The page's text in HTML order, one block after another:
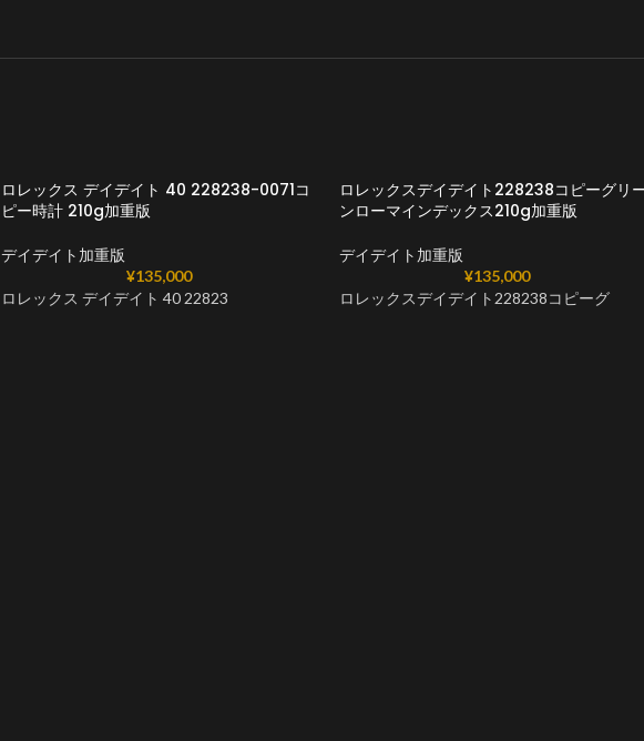
ロレックス デイデイト 40 228238-0071コ
ピー時計 210g加重版
デイデイト加重版
¥135,000
ロレックス デイデイト 40 22823
ロレックスデイデイト228238コピーグリ
ンローマインデックス210g加重版
デイデイト加重版
¥135,000
ロレックスデイデイト228238コピーグ